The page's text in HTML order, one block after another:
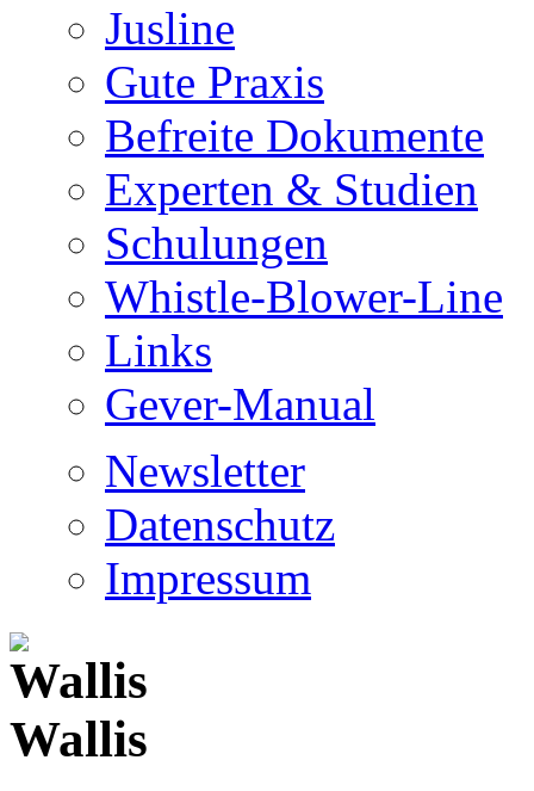
Jusline
Gute Praxis
Befreite Dokumente
Experten & Studien
Schulungen
Whistle-Blower-Line
Links
Gever-Manual
Newsletter
Datenschutz
Impressum
Wallis